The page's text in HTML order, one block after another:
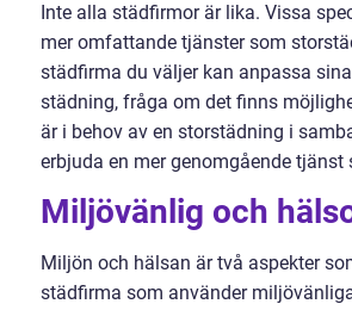
Inte alla städfirmor är lika. Vissa
mer omfattande tjänster som
städfirma du väljer kan anpassa
städning, fråga om det finns
är i behov av en storstädning i
erbjuda en mer genomgående
Miljövänlig och
Miljön och hälsan är två aspekter
städfirma som använder